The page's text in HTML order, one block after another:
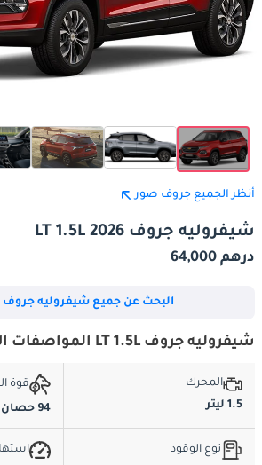
أنظر الجميع جروف صور
شيفروليه جروف LT 1.5L 2026
درهم 64,000
البحث عن جميع شيفروليه جروف
شيفروليه جروف LT 1.5L المواصفات الأساسية
المحرك
1.5 ليتر
قوة
94 حصان
نوع الوقود